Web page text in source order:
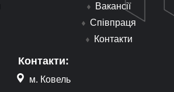
Вакансії
Співпраця
Контакти
Контакти:
м. Ковель